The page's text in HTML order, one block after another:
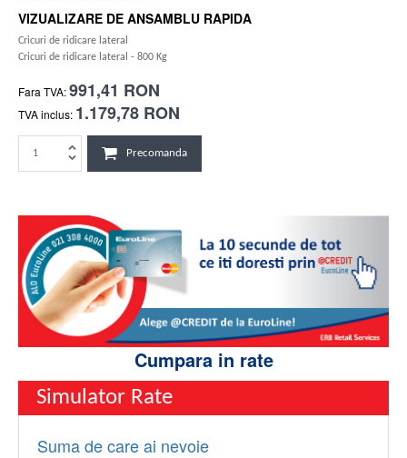
VIZUALIZARE DE ANSAMBLU RAPIDA
Cricuri de ridicare lateral
Cricuri de ridicare lateral - 800 Kg
Fara TVA:991,41 RON
TVA inclus: 1.179,78 RON
Precomanda
Cumpara in rate
Simulator Rate
Suma de care ai nevoie